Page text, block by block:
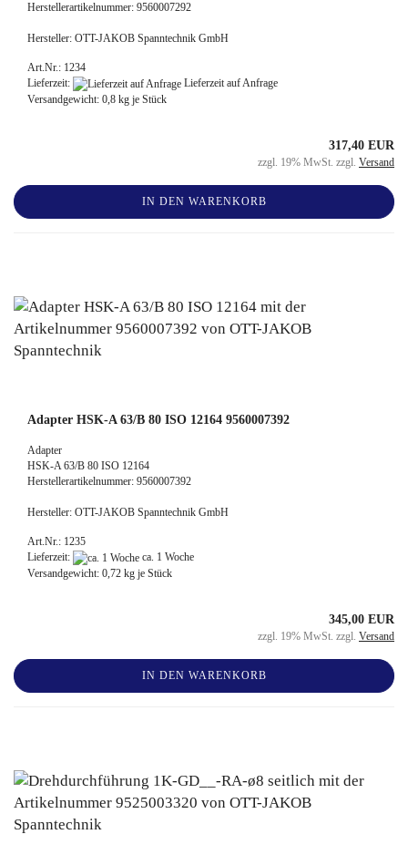
Herstellerartikelnummer: 9560007292
Hersteller: OTT-JAKOB Spanntechnik GmbH
Art.Nr.: 1234
Lieferzeit:
Lieferzeit auf Anfrage
Versandgewicht: 0,8 kg je Stück
317,40 EUR
zzgl. 19% MwSt. zzgl. Versand
IN DEN WARENKORB
Adapter HSK-A 63/B 80 ISO 12164 9560007392
Adapter
HSK-A 63/B 80 ISO 12164
Herstellerartikelnummer: 9560007392
Hersteller: OTT-JAKOB Spanntechnik GmbH
Art.Nr.: 1235
Lieferzeit:
ca. 1 Woche
Versandgewicht: 0,72 kg je Stück
345,00 EUR
zzgl. 19% MwSt. zzgl. Versand
IN DEN WARENKORB